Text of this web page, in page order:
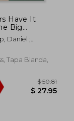
Have It
Big
and Small
of America's
Daniel ;
Tapa Blanda,